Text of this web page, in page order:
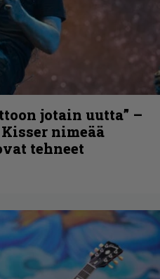
jotain uutta” –
nimeää
tehneet